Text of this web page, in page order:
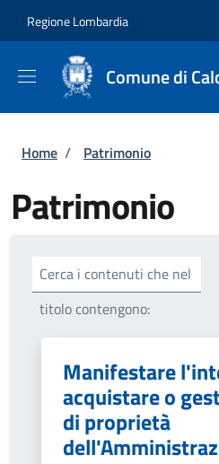
Regione Lombardia
Comune di
Briciole di pane
Home / Patrimonio
Patrimonio
Cerca i contenuti che nel
titolo contengono:
Manifestare
acquistare o
di proprietà